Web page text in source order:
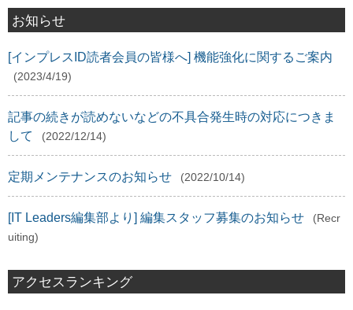
お知らせ
[インプレスID読者会員の皆様へ] 機能強化に関するご案内
(2023/4/19)
記事の続きが読めないなどの不具合発生時の対応につきま
して
(2022/12/14)
定期メンテナンスのお知らせ (2022/10/14)
[IT Leaders編集部より] 編集スタッフ募集のお知らせ
(Recr
uiting)
アクセスランキング